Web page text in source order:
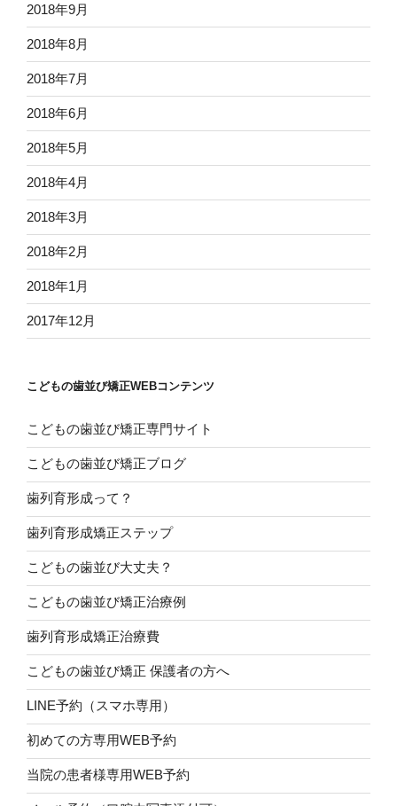
2018年9月
2018年8月
2018年7月
2018年6月
2018年5月
2018年4月
2018年3月
2018年2月
2018年1月
2017年12月
こどもの歯並び矯正WEBコンテンツ
こどもの歯並び矯正専門サイト
こどもの歯並び矯正ブログ
歯列育形成って？
歯列育形成矯正ステップ
こどもの歯並び大丈夫？
こどもの歯並び矯正治療例
歯列育形成矯正治療費
こどもの歯並び矯正 保護者の方へ
LINE予約（スマホ専用）
初めての方専用WEB予約
当院の患者様専用WEB予約